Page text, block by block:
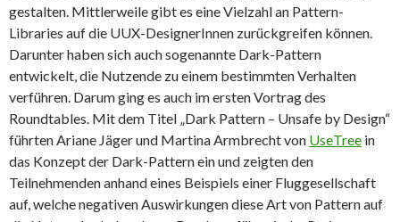
gestalten. Mittlerweile gibt es eine Vielzahl an Pattern-
Libraries auf die UUX-DesignerInnen zurückgreifen können.
Darunter haben sich auch sogenannte Dark-Pattern
entwickelt, die Nutzende zu einem bestimmten Verhalten
verführen. Darum ging es auch im ersten Vortrag des
Roundtables. Mit dem Titel „Dark Pattern – Unsafe by Design“
führten Ariane Jäger und Martina Armbrecht von UseTree in
das Konzept der Dark-Pattern ein und zeigten den
Teilnehmenden anhand eines Beispiels einer Fluggesellschaft
auf, welche negativen Auswirkungen diese Art von Pattern auf